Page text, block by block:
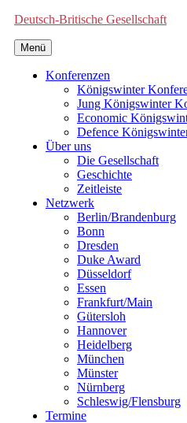
Deutsch-Britische Gesellschaft
Menü
Konferenzen
Königswinter
Jung Königswinter
Economic
Defence
Über uns
Die Gesellschaft
Geschichte
Zeitleiste
Netzwerk
Berlin/Brandenburg
Bonn
Dresden
Duke Award
Düsseldorf
Essen
Frankfurt/Main
Gütersloh
Hannover
Heidelberg
München
Münster
Nürnberg
Schleswig/Flensburg
Termine